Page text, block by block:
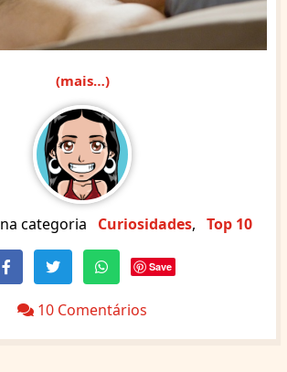
(mais…)
na categoria Curiosidades, Top 10
Save
10 Comentários